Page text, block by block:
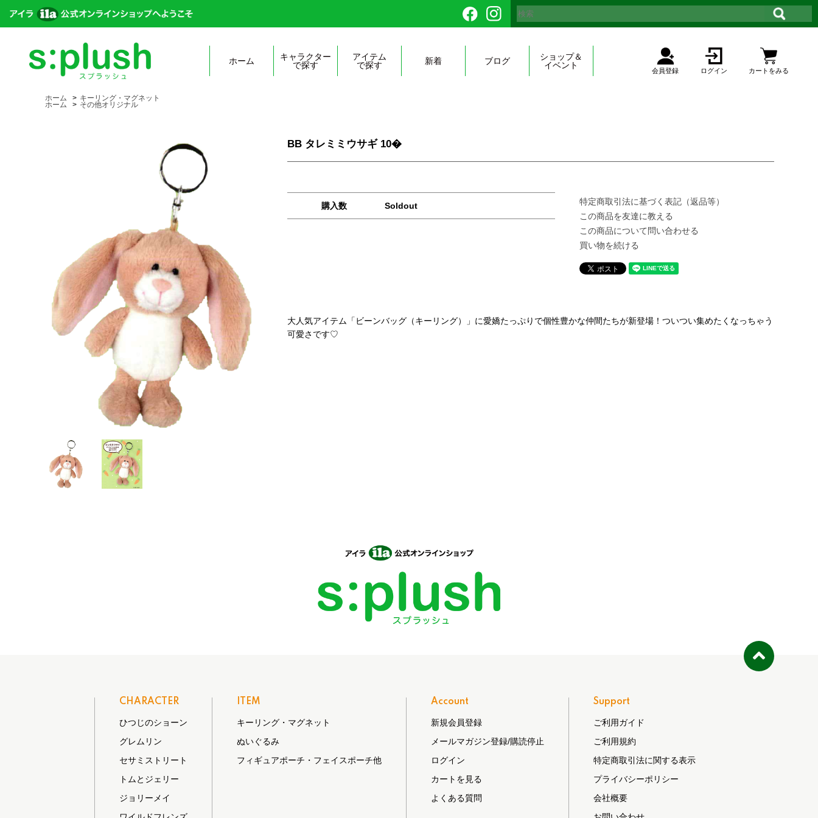
ホーム
キャラクター
で探す
アイテム
で探す
新着 ブログ
ショップ＆
イベント
カートをみる
ログイン
会員登録
ホーム > キーリング・マグネット
ホーム > その他オリジナル
BB タレミミウサギ 10�
購入数 Soldout
特定商取引法に基づく表記（返品等）
この商品を友達に教える
この商品について問い合わせる
買い物を続ける
大人気アイテム「ビーンバッグ（キーリング）」に愛嬌たっぷりで個性豊かな仲間たちが新登場！ついつい集めたくなっちゃう
可愛さです♡
CHARACTER
ひつじのショーン
グレムリン
セサミストリート
トムとジェリー
ジョリーメイ
ITEM
キーリング・マグネット
ぬいぐるみ
フィギュアポーチ・フェイスポーチ他
Account
新規会員登録
メールマガジン登録/購読停止
ログイン
カートを見る
よくある質問
Support
ご利用ガイド
ご利用規約
特定商取引法に関する表示
プライバシーポリシー
会社概要